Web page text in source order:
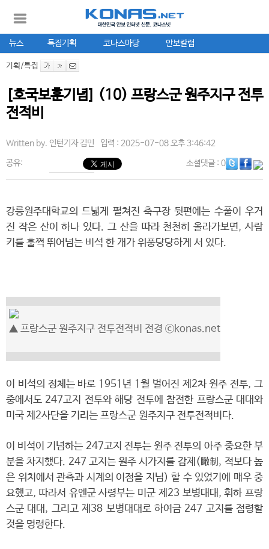
뉴스 특집기획 코나스마당 안보칼럼
기획/특집
[호국보훈기념] (10) 프랑스군 원주지구 전투
전적비
Written by. 인턴기자 김민 입력 : 2025-07-08 오후 3:46:42
공유: 소셜댓글: 0
강릉원주대학교의 드넓게 펼쳐진 축구장 뒷편에는 수풀이 우거
진 작은 산이 하나 있다. 그 산을 따라 천천히 올라가보면, 사람
키를 훌쩍 뛰어넘는 비석 한 개가 위풍당당하게 서 있다.
▲ 프랑스군 원주지구 전투전적비 전경 ⓒkonas.net
이 비석의 정체는 바로 1951년 1월 벌어진 제2차 원주 전투, 그
중에서도 247고지 전투와 해당 전투에 참전한 프랑스군 대대와
미국 제2사단을 기리는 프랑스군 원주지구 전투전적비다.
이 비석이 기념하는 247고지 전투는 원주 전투의 아주 중요한 부
분을 차지했다. 247 고지는 원주 시가지를 감제(瞰制, 적보다 높
은 위치에서 관측과 시계의 이점을 지님) 할 수 있었기에 매우 중
요했고, 따라서 유엔군 사령부는 미군 제23 보병대대, 휘하 프랑
스군 대대, 그리고 제38 보병대대로 하여금 247 고지를 점령할
것을 명령한다.